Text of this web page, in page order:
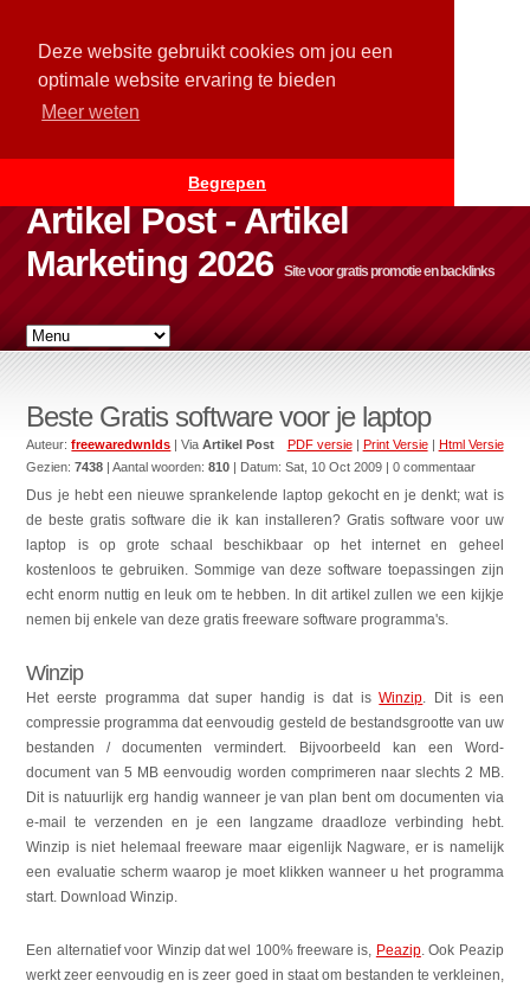
Deze website gebruikt cookies om jou een
optimale website ervaring te bieden
Meer weten
Begrepen
Artikel Post - Artikel
Marketing 2026
Site voor gratis promotie en backlinks
Beste Gratis software voor je laptop
PDF versie| Print Versie| Html Versie
Auteur:freewaredwnlds | ViaArtikel Post
Gezien:7438 | Aantal woorden:810 | Datum:Sat, 10 Oct 2009 | 0 commentaar
Dus je hebt een nieuwe sprankelende laptop gekocht en je denkt; wat is
de beste gratis software die ik kan installeren? Gratis software voor uw
laptop is op grote schaal beschikbaar op het internet en geheel
kostenloos te gebruiken. Sommige van deze software toepassingen zijn
echt enorm nuttig en leuk om te hebben. In dit artikel zullen we een kijkje
nemen bij enkele van deze gratis freeware software programma's.
Winzip
Het eerste programma dat super handig is dat isWinzip. Dit is een
compressie programma dat eenvoudig gesteld de bestandsgrootte van uw
bestanden / documenten vermindert.
Bijvoorbeeld kan een Word-
document van 5 MB eenvoudig worden comprimeren naar slechts 2 MB.
Dit is natuurlijk erg handig wanneer je van plan bent om documenten via
e-mail te verzenden en je een langzame draadloze verbinding hebt.
Winzip is niet helemaal freeware maar eigenlijk Nagware, er is namelijk
een evaluatie scherm waarop je moet klikken wanneer u het programma
start. Download Winzip.
Een alternatief voor Winzip dat wel 100% freeware is, Peazip. Ook Peazip
werkt zeer eenvoudig en is zeer goed in staat om bestanden te verkleinen,